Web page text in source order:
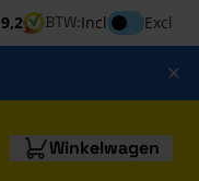
9,2 BTW:InclInclusief btw
Excl
Winkelwagen